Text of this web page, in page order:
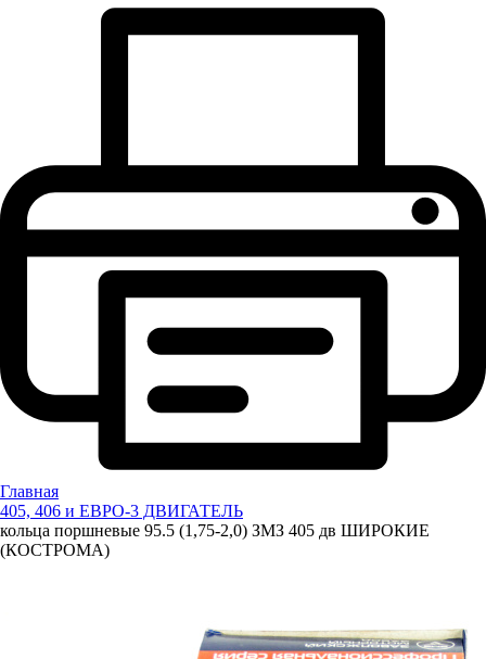
Главная
405, 406 и ЕВРО-3 ДВИГАТЕЛЬ
кольца поршневые 95.5 (1,75-2,0) ЗМЗ 405 дв ШИРОКИЕ
(КОСТРОМА)